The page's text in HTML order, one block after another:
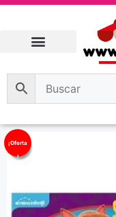
¡Oferta
!